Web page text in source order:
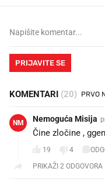
PRIJAVITE SE
KOMENTARI (20)
NM Nemoguća Misija
Čine zločine ,
19 4
PRIKAŽI 2 ODGOVORA